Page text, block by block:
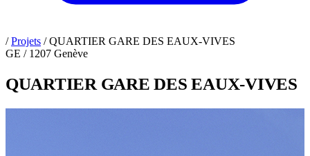
/ Projets /QUARTIER GARE DES EAUX-VIVES
GE / 1207 Genève
QUARTIER GARE DES EAUX-VIVES